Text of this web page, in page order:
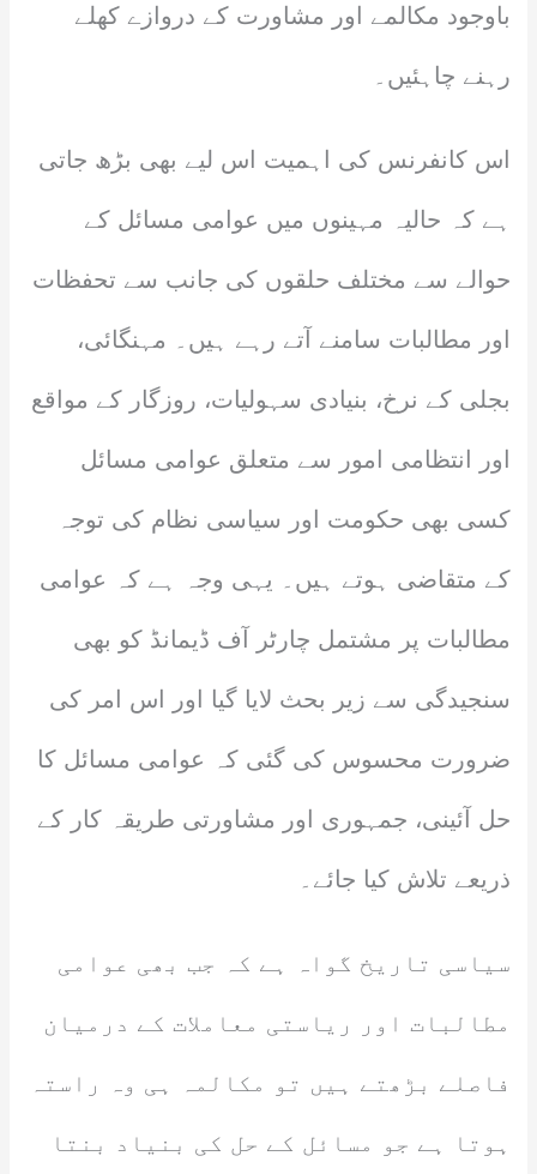
باوجود مکالمے اور مشاورت کے دروازے کھلے
رہنے چاہئیں۔
اس کانفرنس کی اہمیت اس لیے بھی بڑھ جاتی
ہے کہ حالیہ مہینوں میں عوامی مسائل کے
حوالے سے مختلف حلقوں کی جانب سے تحفظات
اور مطالبات سامنے آتے رہے ہیں۔ مہنگائی،
بجلی کے نرخ، بنیادی سہولیات، روزگار کے مواقع
اور انتظامی امور سے متعلق عوامی مسائل
کسی بھی حکومت اور سیاسی نظام کی توجہ
کے متقاضی ہوتے ہیں۔ یہی وجہ ہے کہ عوامی
مطالبات پر مشتمل چارٹر آف ڈیمانڈ کو بھی
سنجیدگی سے زیر بحث لایا گیا اور اس امر کی
ضرورت محسوس کی گئی کہ عوامی مسائل کا
حل آئینی، جمہوری اور مشاورتی طریقہ کار کے
ذریعے تلاش کیا جائے۔
سیاسی تاریخ گواہ ہے کہ جب بھی عوامی
مطالبات اور ریاستی معاملات کے درمیان
فاصلے بڑھتے ہیں تو مکالمہ ہی وہ راستہ
ہوتا ہے جو مسائل کے حل کی بنیاد بنتا